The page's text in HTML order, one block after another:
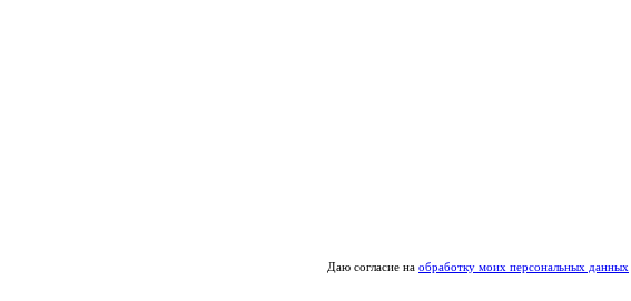
Даю согласие на обработку моих персональных данных